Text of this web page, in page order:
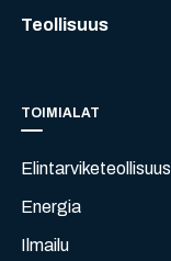
Teollisuus
TOIMIALAT
Elintarviketeollisuus
Energia
Ilmailu